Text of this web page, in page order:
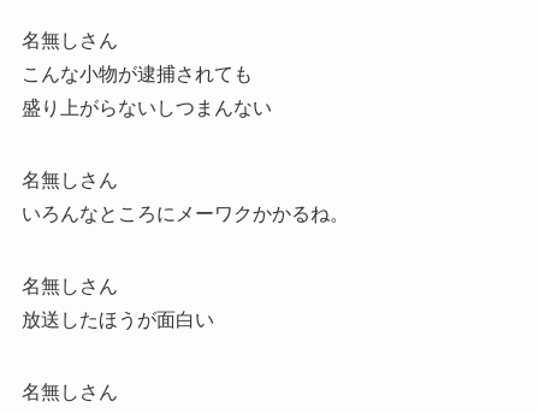
名無しさん
こんな小物が逮捕されても
盛り上がらないしつまんない
名無しさん
いろんなところにメーワクかかるね。
名無しさん
放送したほうが面白い
名無しさん